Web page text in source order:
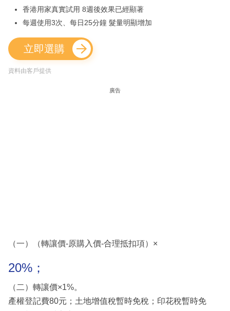
香港用家真實試用 8週後效果已經顯著
每週使用3次、每日25分鐘 髮量明顯增加
立即選購
資料由客戶提供
廣告
（一）（轉讓價-原購入價-合理抵扣項）×
20%；
（二）轉讓價×1%。
產權登記費80元；土地增值稅暫時免稅；印花稅暫時免